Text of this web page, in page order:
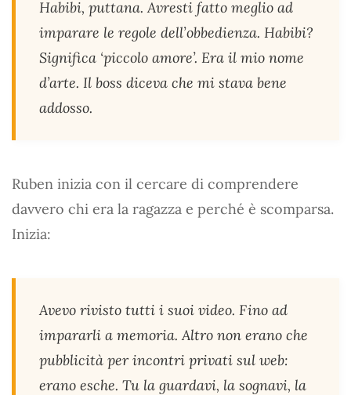
Habibi, puttana. Avresti fatto meglio ad
imparare le regole dell’obbedienza. Habibi?
Significa ‘piccolo amore’. Era il mio nome
d’arte. Il boss diceva che mi stava bene
addosso.
Ruben inizia con il cercare di comprendere
davvero chi era la ragazza e perché è scomparsa.
Inizia:
Avevo rivisto tutti i suoi video. Fino ad
impararli a memoria. Altro non erano che
pubblicità per incontri privati sul web:
erano esche. Tu la guardavi, la sognavi, la